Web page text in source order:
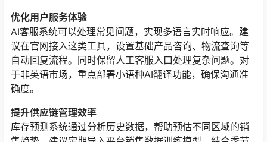
优化用户服务体验
AI客服系统可以处理常见问题，实现多语言实时响应。建
议在官网接入这类工具，设置基础产品咨询、物流查询等
自动回复流程。同时保留人工客服入口处理复杂问题。对
于非英语市场，重点部署小语种AI翻译功能，确保沟通准
确度。
提升供应链管理效率
库存预测系统通过分析历史数据，帮助预估不同区域的销